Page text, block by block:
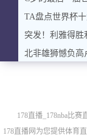
北非雄狮憾负高
178直播_178nba比
178直播网为您提供体育